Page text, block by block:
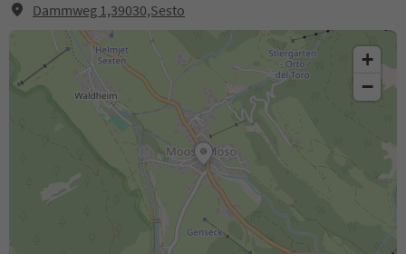
Dammweg 1,39030,Sesto
+
−